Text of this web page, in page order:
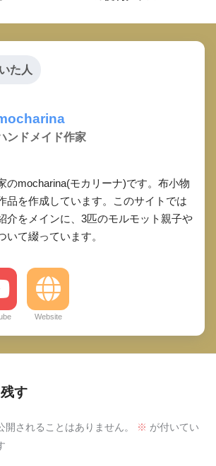
た人
ンドメイド作家
のmocharina(モカリーナ)です。布小物
品を作成しています。このサイトでは
介をメインに、3匹のモルモット親子や
いて綴っています。
Website
す
開されることはありません。 ※ が付いてい